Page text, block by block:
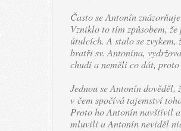
Často se Antonín
Vzniklo to tím způsobem,
útulcích. A stalo se zvykem,
bratři sv. Antonína,
chudí a neměli co dát,
Jednou se Antonín
v čem spočívá tajemství
Proto ho Antonín navštívil
mluvili a Antonín neviděl